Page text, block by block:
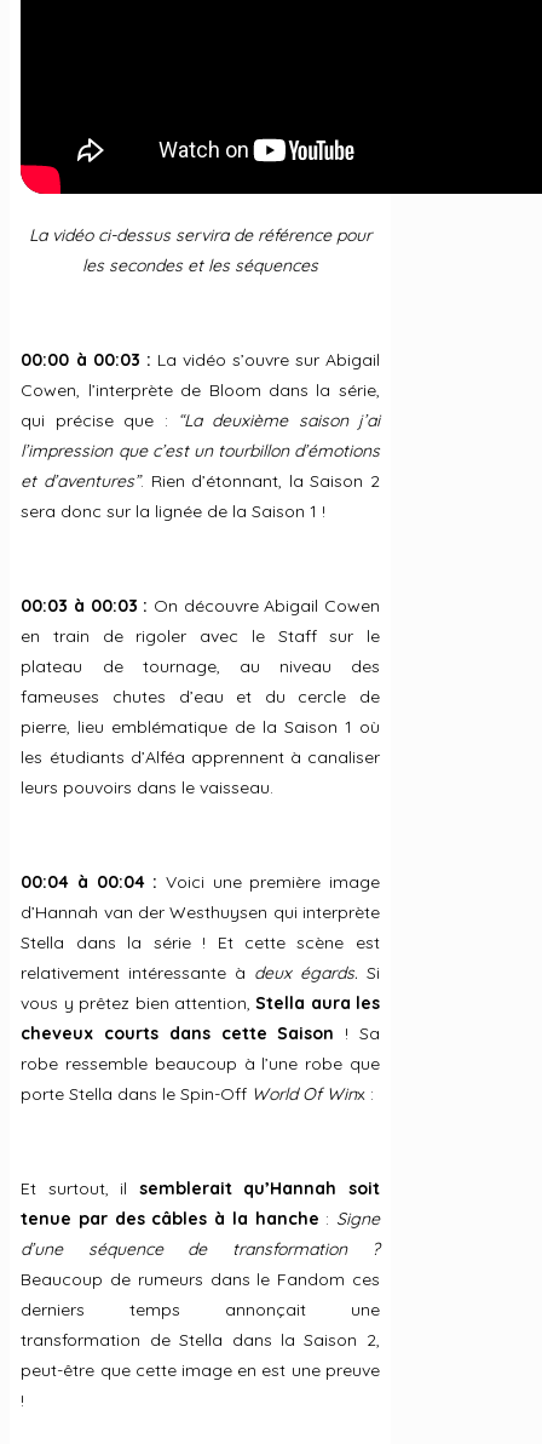
La vidéo ci-dessus servira de référence pour
les secondes et les séquences
00:00 à 00:03 : La vidéo s’ouvre sur Abigail
Cowen, l’interprète de Bloom dans la série,
qui précise que :
“La deuxième saison j’ai
l’impression que c’est un tourbillon d’émotions
et d’aventures”. Rien d’étonnant, la Saison 2
sera donc sur la lignée de la Saison 1 !
00:03 à 00:03 : On découvre Abigail Cowen
en train de rigoler avec le Staff sur le
plateau de tournage, au niveau des
fameuses chutes d’eau et du cercle de
pierre, lieu emblématique de la Saison 1 où
les étudiants d’Alféa apprennent à canaliser
leurs pouvoirs dans le vaisseau.
00:04 à 00:04 : Voici une première image
d’Hannah van der Westhuysen qui interprète
Stella dans la série ! Et cette scène est
relativement intéressante à deux égards. Si
vous y prêtez bien attention,Stella aura les
cheveux courts dans cette Saison ! Sa
robe ressemble beaucoup à l’une robe que
porte Stella dans le Spin-Off World Of Winx :
Et surtout, il semblerait qu’Hannah soit
tenue par des câbles à la hanche : Signe
d’une séquence de transformation ?
Beaucoup de rumeurs dans le Fandom ces
derniers temps annonçait une
transformation de Stella dans la Saison 2,
peut-être que cette image en est une preuve
!